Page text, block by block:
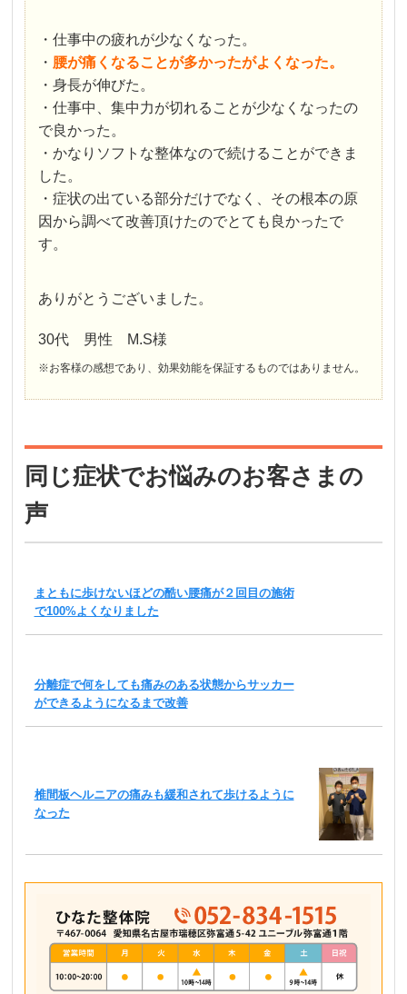
・仕事中の疲れが少なくなった。
・ 腰が痛くなることが多かったがよくなった。
・身長が伸びた。
・仕事中、集中力が切れることが少なくなったの
で良かった。
・かなりソフトな整体なので続けることができま
した。
・症状の出ている部分だけでなく、その根本の原
因から調べて改善頂けたのでとても良かったで
す。
ありがとうございました。
30代 男性 M.S様
※お客様の感想であり、効果効能を保証するものではありません。
同じ症状でお悩みのお客さまの
声
まともに歩けないほどの酷い腰痛が２回目の施術
で100%よくなりました
分離症で何をしても痛みのある状態からサッカー
ができるようになるまで改善
椎間板ヘルニアの痛みも緩和されて歩けるように
なった